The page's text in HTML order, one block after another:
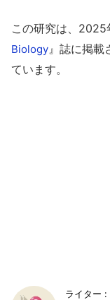
この研究は、
Biology 』誌に掲載
ています。